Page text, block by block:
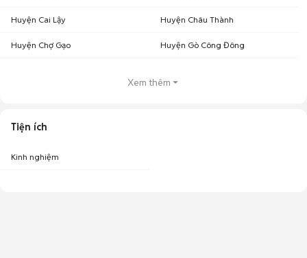
Huyện Cai Lậy Huyện Châu Thành
Huyện Chợ Gạo Huyện Gò Công Đông
Xem thêm
Tiện ích
Kinh nghiệm